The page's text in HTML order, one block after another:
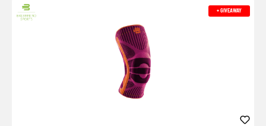
+ GIVEAWAY